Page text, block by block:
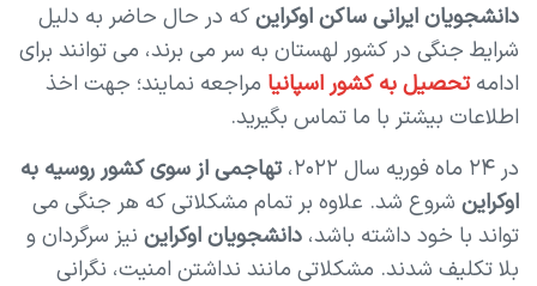
دانشجویان ایرانی ساکن اوکراینکه در حال حاضر به دلیل
شرایط جنگی در کشور لهستان به سر می برند، می توانند برای
ادامهتحصیل به کشور اسپانیا مراجعه نمایند؛ جهت اخذ
اطلاعات بیشتر با ما تماس بگیرید.
در ۲۴ ماه فوریه سال ۲۰۲۲،
تهاجمی از سوی کشور روسیه به
اوکراین شروع شد. علاوه بر تمام مشکلاتی که هر جنگی می
تواند با خود داشته باشد، دانشجویان اوکراین نیز سرگردان و
بلا تکلیف شدند. مشکلاتی مانند نداشتن امنیت، نگرانی